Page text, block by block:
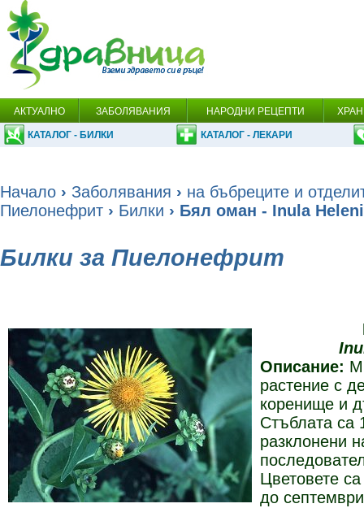
АКТУАЛНО ЗАБОЛЯВАНИЯ НАРОДНИ РЕЦЕПТИ
КАТАЛОГ - БИЛКИ КАТАЛОГ - ЛЕКАРИ
Начало › Заболявания › на бъбреците и
Пиелонефрит › Билки › Бял оман - Inula
Билки за Пиелонефрит
Описание:
растение с
коренище и
Стъблата са
разклонени
Цветовете
до